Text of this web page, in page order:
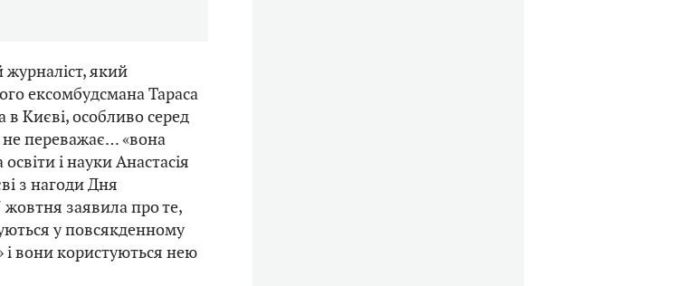
журналіст, який
ексомбудсмана Тараса
в Києві, особливо серед
переважає… «вона
і науки Анастасія
з нагоди Дня
жовтня заявила про те,
у повсякденному
і вони користуються нею